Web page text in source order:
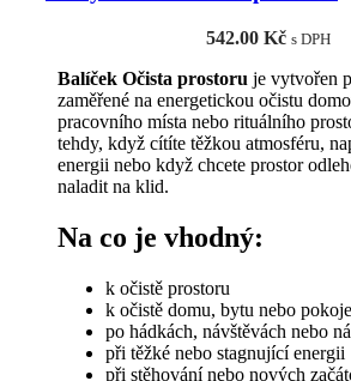
542.00 Kč s DPH
Balíček Očista prostoru je vytvořen
zaměřené na energetickou očistu
pracovního místa nebo rituálního
tehdy, když cítíte těžkou atmosféru,
energii nebo když chcete prostor
naladit na klid.
Na co je vhodný:
k očistě prostoru
k očistě domu, bytu nebo pokoje
po hádkách, návštěvách nebo
při těžké nebo stagnující energii
při stěhování nebo nových